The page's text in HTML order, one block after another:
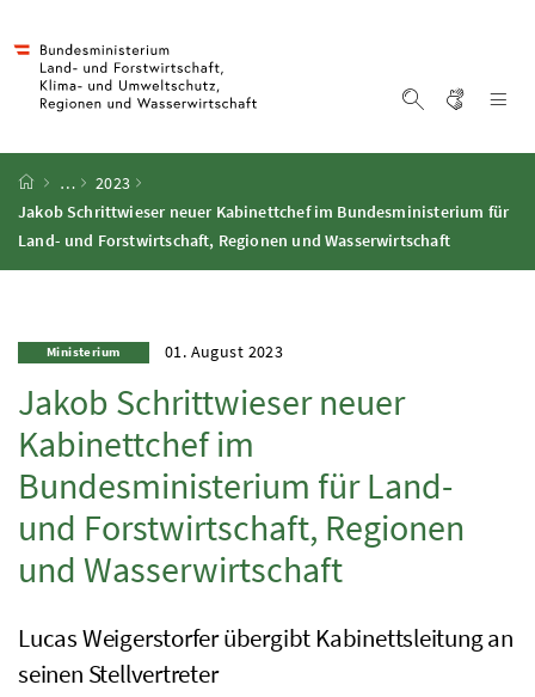
Startseite
…
2023
Jakob Schrittwieser neuer Kabinettchef im Bundesministerium für
Land- und Forstwirtschaft, Regionen und Wasserwirtschaft
Ministerium 01. August 2023
Jakob Schrittwieser neuer
Kabinettchef im
Bundesministerium für Land-
und Forstwirtschaft, Regionen
und Wasserwirtschaft
Lucas Weigerstorfer übergibt Kabinettsleitung an
seinen Stellvertreter